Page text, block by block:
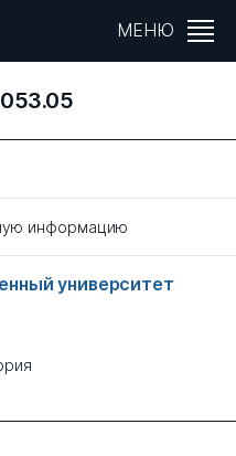
МЕНЮ
информацию
университет